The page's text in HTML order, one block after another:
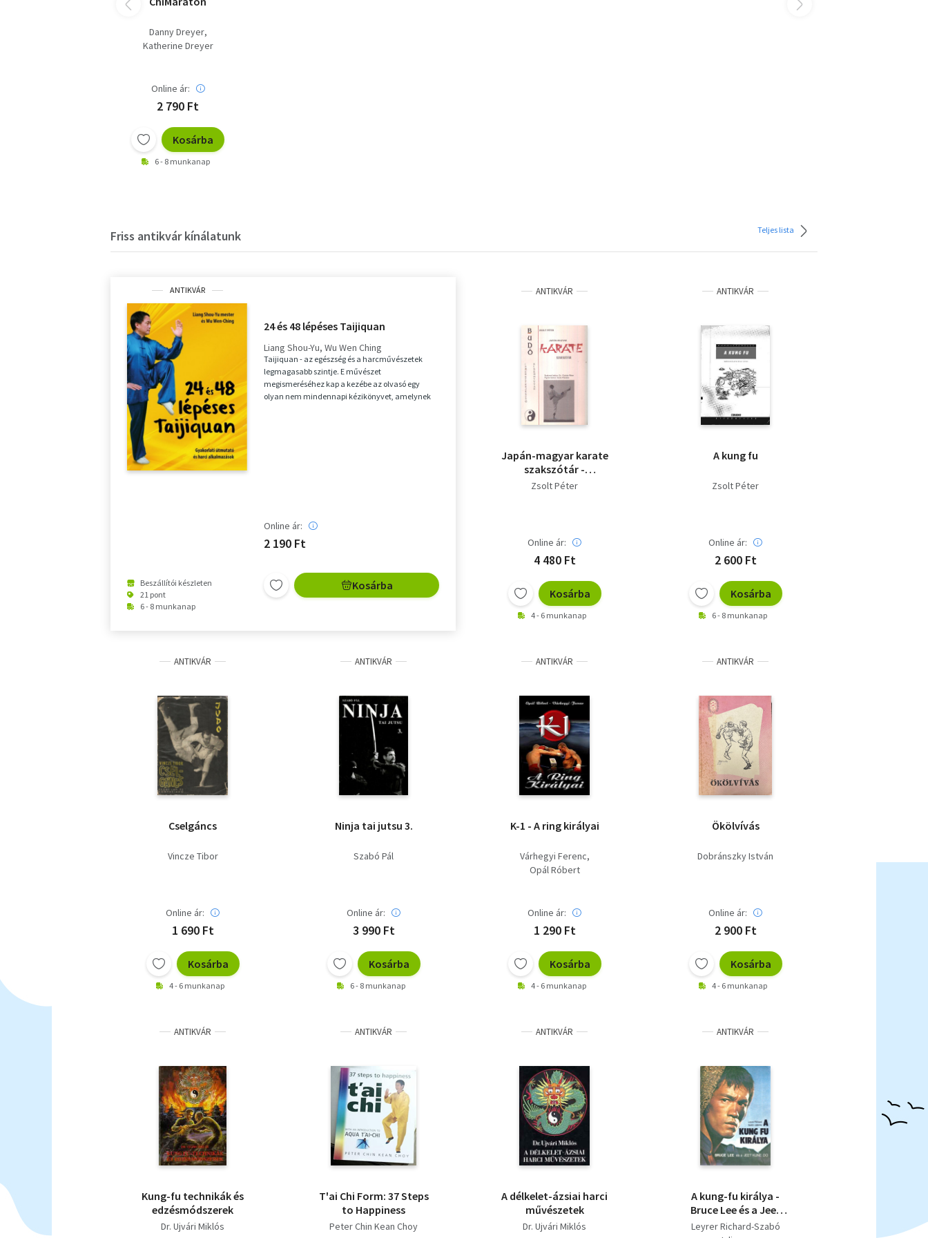
Danny Dreyer
Katherine Dreyer
Online ár:
2 790 Ft
Kosárba
6 - 8 munkanap
Friss antikvár kínálatunk Teljes lista
ANTIKVÁR
Beszállítói készleten
21 pont
6 - 8 munkanap
24 és 48 lépéses Taijiquan
Liang Shou-Yu Wu Wen Ching
Taijiquan - az egészség és a harcművészetek
legmagasabb szintje. E művészet
megismeréséhez kap a kezébe az olvasó egy
olyan nem mindennapi kézikönyvet, amelynek
Online ár:
2 190 Ft
Kosárba
ANTIKVÁR
Japán-magyar karate
szakszótár -
Shotokan karate
Zsolt Péter
Online ár:
4 480 Ft
Kosárba
4 - 6 munkanap
ANTIKVÁR
A kung fu
Zsolt Péter
Online ár:
2 600 Ft
Kosárba
6 - 8 munkanap
ANTIKVÁR
Cselgáncs
Vincze Tibor
Online ár:
1 690 Ft
Kosárba
4 - 6 munkanap
ANTIKVÁR
Ninja tai jutsu 3.
Szabó Pál
Online ár:
3 990 Ft
Kosárba
6 - 8 munkanap
ANTIKVÁR
K-1 - A ring királyai
Várhegyi Ferenc
Opál Róbert
Online ár:
1 290 Ft
Kosárba
4 - 6 munkanap
ANTIKVÁR
Ökölvívás
Dobránszky István
Online ár:
2 900 Ft
Kosárba
4 - 6 munkanap
ANTIKVÁR
Kung-fu technikák és
edzésmódszerek
Dr. Ujvári Miklós
ANTIKVÁR
T'ai Chi Form: 37 Steps
to Happiness
Peter Chin Kean Choy
ANTIKVÁR
A délkelet-ázsiai harci
művészetek
Dr. Ujvári Miklós
ANTIKVÁR
A kung-fu királya -
Bruce Lee és a Jeet
Kune Do
Leyrer Richard-Szabó